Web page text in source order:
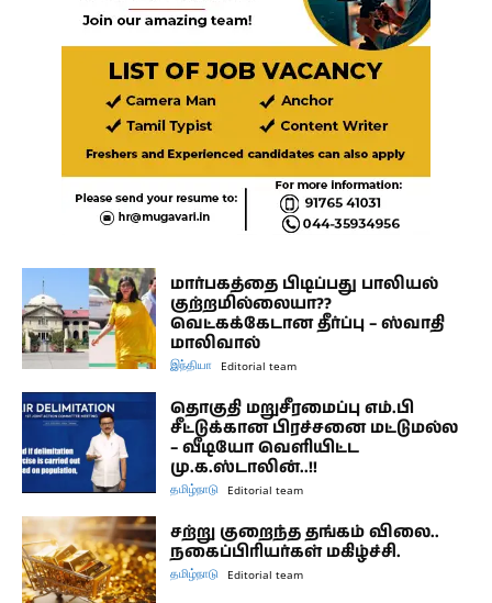
மார்பகத்தை பிடிப்பது பாலியல்
குற்றமில்லையா??
வெட்கக்கேடான தீர்ப்பு – ஸ்வாதி
மாலிவால்
இந்தியா Editorial team
தொகுதி மறுசீரமைப்பு எம்.பி
சீட்டுக்கான பிரச்சனை மட்டுமல்ல
– வீடியோ வெளியிட்ட
மு.க.ஸ்டாலின்..!!
தமிழ்நாடு Editorial team
சற்று குறைந்த தங்கம் விலை..
நகைப்பிரியர்கள் மகிழ்ச்சி.
தமிழ்நாடு Editorial team